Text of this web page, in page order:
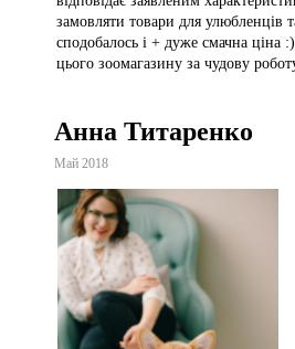
замовляти товари для улюбленців
сподобалось і + дуже смачна ціна
цього зоомагазину за чудову
Анна Титаренко
Май 2018